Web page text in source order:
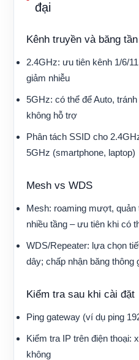
đại
Kênh truyền và băng tần
2.4GHz: ưu tiên kênh 1/6/
giảm nhiễu
5GHz: có thể để Auto,
không hỗ trợ
Phân tách SSID cho
5GHz (smartphone, laptop)
Mesh vs WDS
Mesh: roaming mượt, quản
nhiều tầng – ưu tiên khi có
WDS/Repeater: lựa chọn
dây; chấp nhận băng thông
Kiểm tra sau khi cài đặt
Ping gateway (ví dụ ping
Kiểm tra IP trên điện thoại:
không